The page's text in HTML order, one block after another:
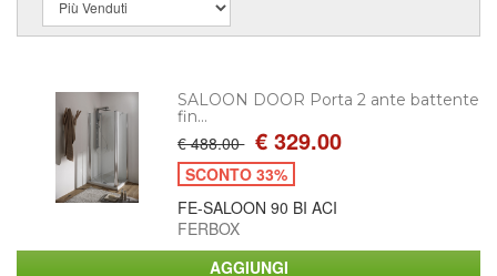
SALOON DOOR Porta 2 ante battente
fin...
€ 488.00 € 329.00
SCONTO 33%
FE-SALOON 90 BI ACI
FERBOX